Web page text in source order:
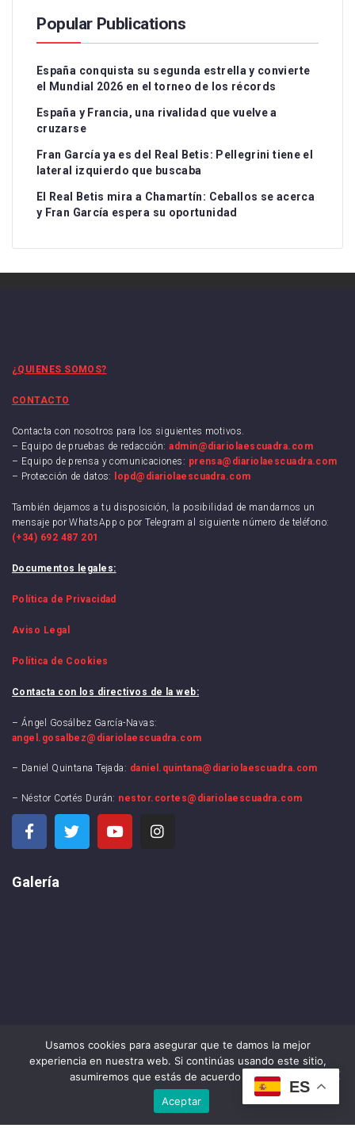
Popular Publications
España conquista su segunda estrella y convierte
el Mundial 2026 en el torneo de los récords
España y Francia, una rivalidad que vuelve a
cruzarse
Fran García ya es del Real Betis: Pellegrini tiene el
lateral izquierdo que buscaba
El Real Betis mira a Chamartín: Ceballos se acerca
y Fran García espera su oportunidad
¿QUIENES SOMOS?
CONTACTO
Contacta con nosotros para los siguientes motivos.
– Equipo de pruebas de redacción:admin@diariolaescuadra.com
– Equipo de prensa y comunicaciones: prensa@diariolaescuadra.com
– Protección de datos:
lopd@diariolaescuadra.com
También dejamos a tu disposición, la posibilidad de mandarnos un
mensaje por WhatsApp o por Telegram al siguiente número de teléfono:
(+34) 692 487 201
Documentos legales:
Política de Privacidad
Aviso Legal
Política de Cookies
Contacta con los directivos de la web:
– Ángel Gosálbez García-Navas:
angel.gosalbez@diariolaescuadra.com
– Daniel Quintana Tejada: daniel.quintana@diariolaescuadra.com
– Néstor Cortés Durán: nestor.cortes@diariolaescuadra.com
Galería
DIARIO LA ESCUADRA ©2024 . All rights reserved
ES
Usamos cookies para asegurar que te damos la mejor
experiencia en nuestra web. Si continúas usando este sitio,
asumiremos que estás de acuerdo con ello.
Aceptar